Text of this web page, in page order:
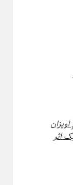
اثر